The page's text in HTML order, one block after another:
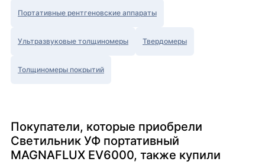
Портативные рентгеновские аппараты
Ультразвуковые толщиномеры Твердомеры
Толщиномеры покрытий
Покупатели, которые приобрели
Светильник УФ портативный
MAGNAFLUX EV6000, также купили